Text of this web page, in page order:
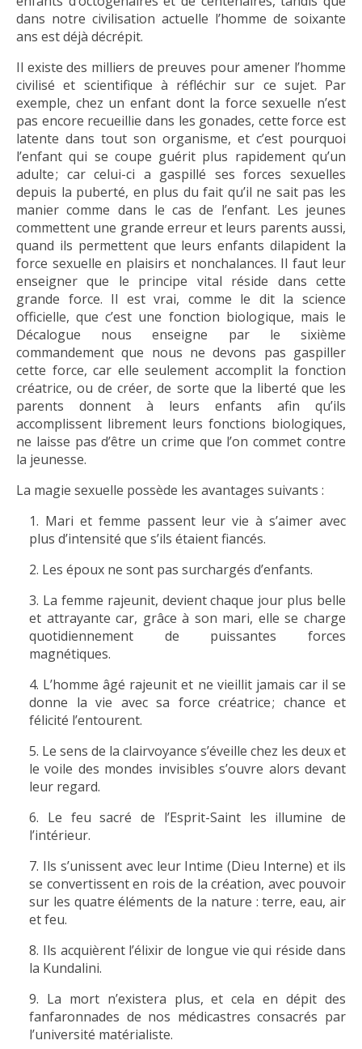
dans notre civilisation actuelle l’homme de soixante
ans est déjà décrépit.
Il existe des milliers de preuves pour amener l’homme
civilisé et scientifique à réfléchir sur ce sujet. Par
exemple, chez un enfant dont la force sexuelle n’est
pas encore recueillie dans les gonades, cette force est
latente dans tout son organisme, et c’est pourquoi
l’enfant qui se coupe guérit plus rapidement qu’un
adulte ; car celui-ci a gaspillé ses forces sexuelles
depuis la puberté, en plus du fait qu’il ne sait pas les
manier comme dans le cas de l’enfant. Les jeunes
commettent une grande erreur et leurs parents aussi,
quand ils permettent que leurs enfants dilapident la
force sexuelle en plaisirs et nonchalances. Il faut leur
enseigner que le principe vital réside dans cette
grande force. Il est vrai, comme le dit la science
officielle, que c’est une fonction biologique, mais le
Décalogue nous enseigne par le sixième
commandement que nous ne devons pas gaspiller
cette force, car elle seulement accomplit la fonction
créatrice, ou de créer, de sorte que la liberté que les
parents donnent à leurs enfants afin qu’ils
accomplissent librement leurs fonctions biologiques,
ne laisse pas d’être un crime que l’on commet contre
la jeunesse.
La magie sexuelle possède les avantages suivants :
Mari et femme passent leur vie à s’aimer avec
plus d’intensité que s’ils étaient fiancés.
Les époux ne sont pas surchargés d’enfants.
La femme rajeunit, devient chaque jour plus belle
et attrayante car, grâce à son mari, elle se charge
quotidiennement de puissantes forces
magnétiques.
L’homme âgé rajeunit et ne vieillit jamais car il se
donne la vie avec sa force créatrice ; chance et
félicité l’entourent.
Le sens de la clairvoyance s’éveille chez les deux et
le voile des mondes invisibles s’ouvre alors devant
leur regard.
Le feu sacré de l’Esprit-Saint les illumine de
l’intérieur.
Ils s’unissent avec leur Intime (Dieu Interne) et ils
se convertissent en rois de la création, avec pouvoir
sur les quatre éléments de la nature : terre, eau, air
et feu.
Ils acquièrent l’élixir de longue vie qui réside dans
la Kundalini.
La mort n’existera plus, et cela en dépit des
fanfaronnades de nos médicastres consacrés par
l’université matérialiste.